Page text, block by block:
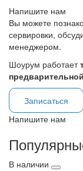
Напишите нам
Вы можете
сервировки,
менеджером.
Шоурум работает
Записаться
Напишите нам
В наличии